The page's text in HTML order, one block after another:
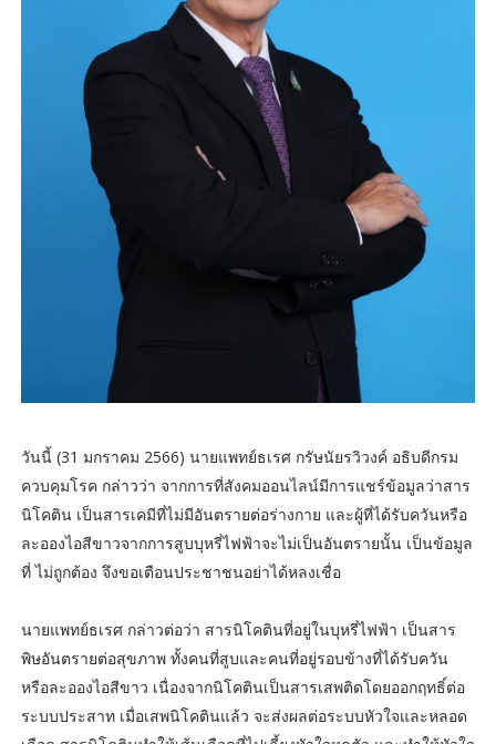
วันนี้ (31 มกราคม 2566) นายแพทย์ธเรศ กรัษนัยรวิวงค์ อธิบดีกรม
ควบคุมโรค กล่าวว่า จากการที่สังคมออนไลน์มีการแชร์ข้อมูลว่าสาร
นิโคติน เป็นสารเคมีที่ไม่มีอันตรายต่อร่างกาย และผู้ที่ได้รับควันหรือ
ละอองไอสีขาวจากการสูบบุหรี่ไฟฟ้าจะไม่เป็นอันตรายนั้น เป็นข้อมูล
ที่ ไม่ถูกต้อง จึงขอเตือนประชาชนอย่าได้หลงเชื่อ
นายแพทย์ธเรศ กล่าวต่อว่า สารนิโคตินที่อยู่ในบุหรี่ไฟฟ้า เป็นสาร
พิษอันตรายต่อสุขภาพ ทั้งคนที่สูบและคนที่อยู่รอบข้างที่ได้รับควัน
หรือละอองไอสีขาว เนื่องจากนิโคตินเป็นสารเสพติดโดยออกฤทธิ์ต่อ
ระบบประสาท เมื่อเสพนิโคตินแล้ว จะส่งผลต่อระบบหัวใจและหลอด